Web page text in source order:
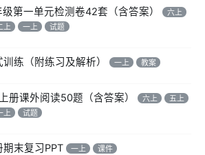
第一单元检测卷42套（含答案）
六上
上 一上 试题
练（附练习及解析） 一上 教案
册课外阅读50题（含答案） 六上
五上
上 试题
末复习PPT 一上 课件